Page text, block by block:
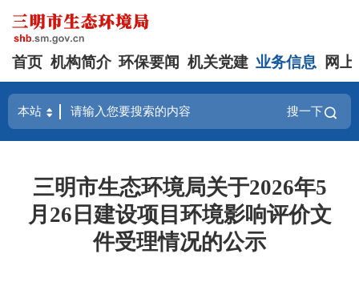
首页 机构简介 环保要闻 机关党建 业务信息 网
搜一下
三明市生态环境局关于2026年5
月26日建设项目环境影响评价文
件受理情况的公示